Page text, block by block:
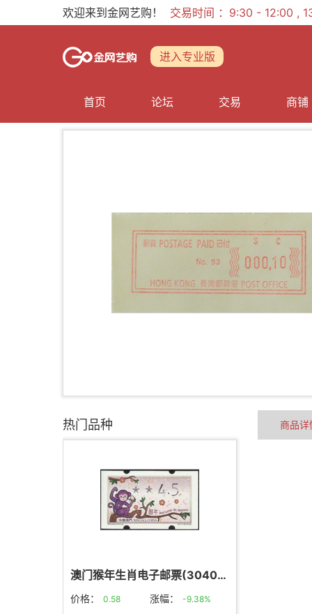
欢迎来到金网艺购！ 交易时间 ：9:30 - 12:00 ,
进入专业版
首页 论坛 交易 商铺
热门品种
澳门猴年生肖电子邮票(304004)
价格： 0.58 涨幅： -9.38%
商品详